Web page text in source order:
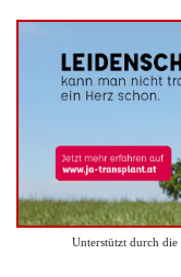
Unterstützt durch